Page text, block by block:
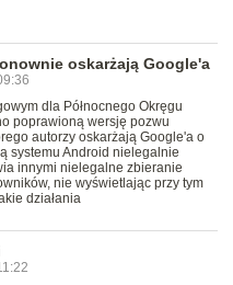
oskarżają Google'a
dla Północnego Okręgu
poprawioną wersję pozwu
autorzy oskarżają Google'a o
systemu Android nielegalnie
innymi nielegalne zbieranie
nie wyświetlając przy tym
działania